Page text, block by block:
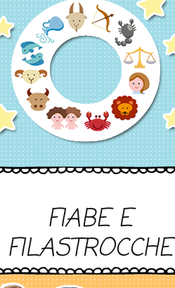
FIABE E
FILASTROCCHE